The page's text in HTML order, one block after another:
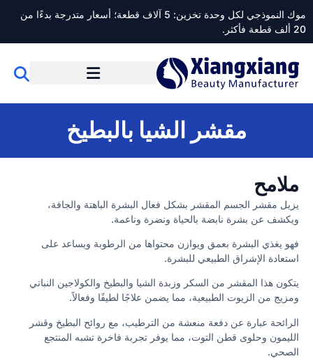
موك النموذجي لكل وحدة تخزين: 5 آلاف قطعة؛ أسعار متدرجة بدءًا من
20 ألف قطعة فأكثر.
مقشر الشيا بالبطيخ
ملامح
يزيل مقشر الجسم المقشر بشكل فعال البشرة الباهتة والجافة،
ويكشف عن بشرة نابضة بالحياة ونضرة وناعمة.
فهو يغذي البشرة بعمق ويوازن محتواها من الرطوبة ويساعد على
استعادة الإشراق الطبيعي للبشرة.
يتكون هذا المقشر من السكر وزبدة الشيا والبطيخ والكولاجين النباتي
ومزيج من الزيوت الطبيعية، مما يضمن علاجًا لطيفًا وفعالاً.
الرائحة عبارة عن دفعة منعشة من الترطيب، مع روائح البطيخ وقشر
الليمون وحلوى قطن التوت، مما يوفر تجربة فاخرة تشبه المنتجع
الصحي.